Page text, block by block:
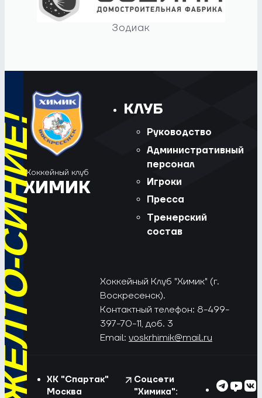
Зодиак
Хоккейный клуб
ХИМИК
КЛУБ
Руководство
Административный
персонал
Игроки
Пресса
Тренерский
состав
Хоккейный Клуб "Химик" (г.
Воскресенск).
Контактный телефон: 8-499-
397-70-11, доб. 3
Email: voskrhimik@mail.ru
ХК "Спартак"
Москва
Соцсети
"Химика":